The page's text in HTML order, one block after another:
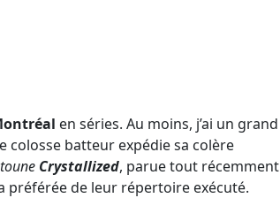
en séries. Au moins, j’ai un grand
colosse batteur expédie sa colère
toune Crystallized, parue tout récemment
préférée de leur répertoire exécuté.